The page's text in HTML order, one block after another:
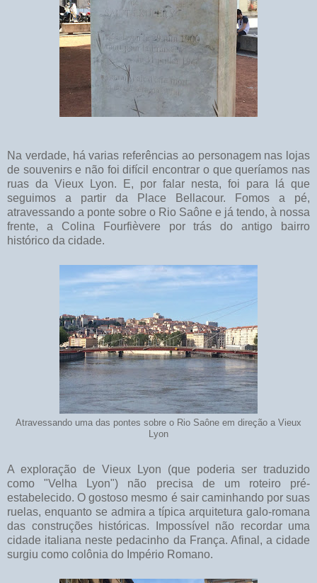
Na verdade, há varias referências ao personagem nas lojas
de souvenirs e não foi difícil encontrar o que queríamos nas
ruas da Vieux Lyon. E, por falar nesta, foi para lá que
seguimos a partir da Place Bellacour. Fomos a pé,
atravessando a ponte sobre o Rio Saône e já tendo, à nossa
frente, a Colina Fourfièvere por trás do antigo bairro
histórico da cidade.
Atravessando uma das pontes sobre o Rio Saône em direção a Vieux
Lyon
A exploração de Vieux Lyon (que poderia ser traduzido
como "Velha Lyon") não precisa de um roteiro pré-
estabelecido. O gostoso mesmo é sair caminhando por suas
ruelas, enquanto se admira a típica arquitetura galo-romana
das construções históricas. Impossível não recordar uma
cidade italiana neste pedacinho da França. Afinal, a cidade
surgiu como colônia do Império Romano.